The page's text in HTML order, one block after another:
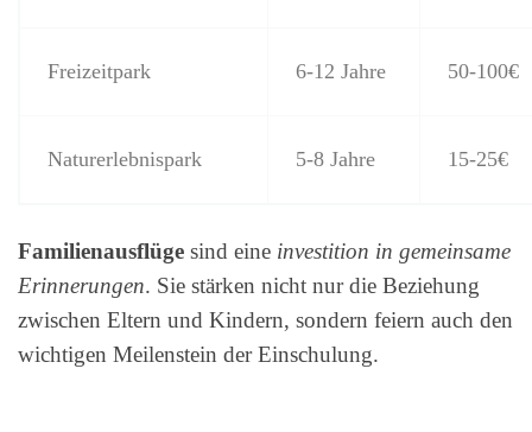
Freizeitpark 6-12 Jahre 50-100€
Naturerlebnispark 5-8 Jahre 15-25€
Familienausflüge sind eine investition in gemeinsame
Erinnerungen. Sie stärken nicht nur die Beziehung
zwischen Eltern und Kindern, sondern feiern auch den
wichtigen Meilenstein der Einschulung.